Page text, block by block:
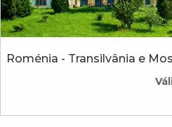
Roménia - Transilvânia e